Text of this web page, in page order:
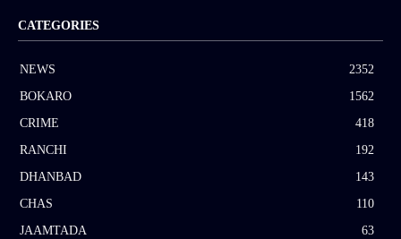
CATEGORIES
NEWS
2352
BOKARO
1562
CRIME
418
RANCHI
192
DHANBAD
143
CHAS
110
JAAMTADA
63